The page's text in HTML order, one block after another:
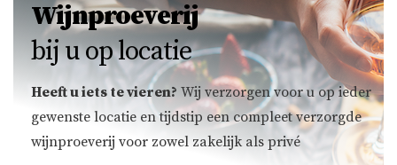
Wijnproeverij
bij u op locatie
Heeft u iets te vieren? Wij verzorgen voor u op ieder
gewenste locatie en tijdstip een compleet verzorgde
wijnproeverij voor zowel zakelijk als privé